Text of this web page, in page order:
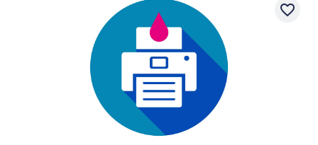
favorite_border